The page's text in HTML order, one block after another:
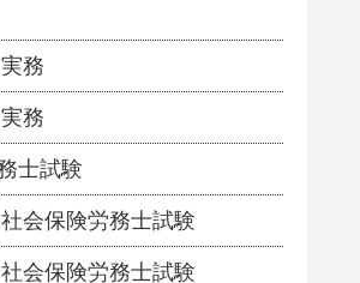
務
務
士試験
会保険労務士試験
会保険労務士試験